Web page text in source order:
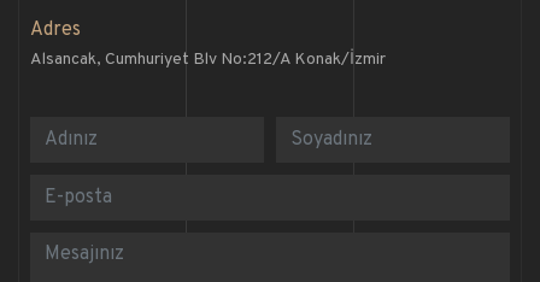
Adres
Alsancak, Cumhuriyet Blv No:212/A Konak/İzmir